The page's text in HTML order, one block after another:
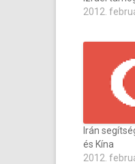
2012.
Irán
és Kína
2012.